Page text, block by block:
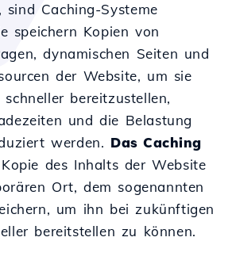
, sind Caching-Systeme
speichern Kopien von
dynamischen Seiten und
der Website, um sie
bereitzustellen,
und die Belastung
werden. Das Caching
des Inhalts der Website
Ort, dem sogenannten
um ihn bei zukünftigen
bereitstellen zu können.